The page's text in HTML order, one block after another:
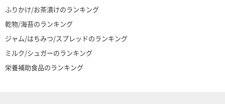
ふりかけ/お茶漬けのランキング
乾物/海苔のランキング
ジャム/はちみつ/スプレッドのランキング
ミルク/シュガーのランキング
栄養補助食品のランキング